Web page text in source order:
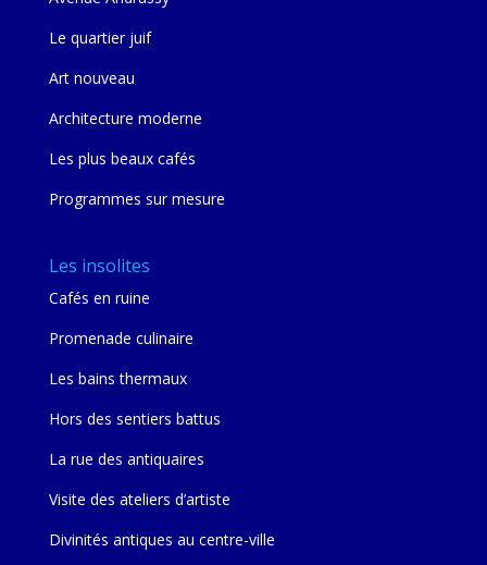
Le quartier juif
Art nouveau
Architecture moderne
Les plus beaux cafés
Programmes sur mesure
Les insolites
Cafés en ruine
Promenade culinaire
Les bains thermaux
Hors des sentiers battus
La rue des antiquaires
Visite des ateliers d’artiste
Divinités antiques au centre-ville